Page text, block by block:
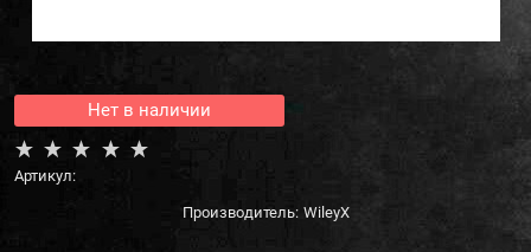
Нет в наличии
Артикул:
Производитель: WileyX